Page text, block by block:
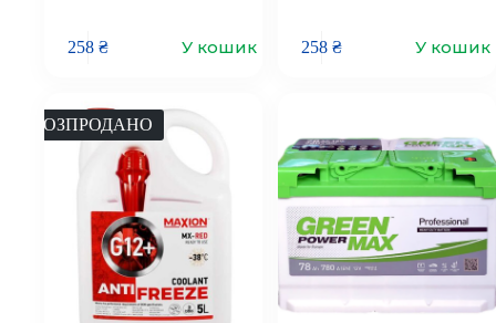
258 ₴ У кошик 258 ₴ У кошик
РОЗПРОДАНО